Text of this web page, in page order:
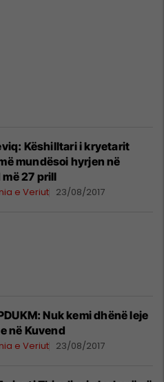
Këshilltari i kryetarit
mundësoi hyrjen në
27 prill
e Veriut 23/08/2017
Nuk kemi dhënë leje
në Kuvend
e Veriut 23/08/2017